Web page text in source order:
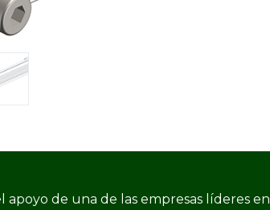
apoyo de una de las empresas líderes en